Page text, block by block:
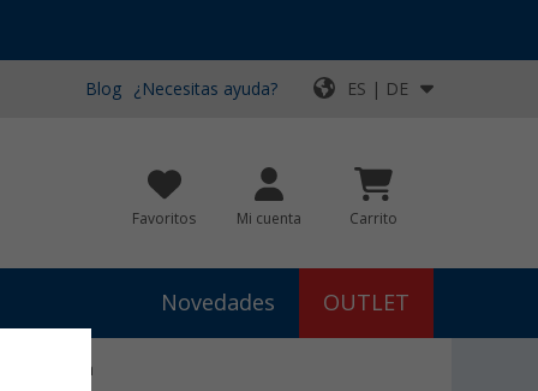
Blog ¿Necesitas ayuda? ES | DE
Favoritos Mi cuenta Carrito
Novedades OUTLET
TIN Truma